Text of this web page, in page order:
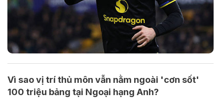
Vì sao vị trí thủ môn vẫn nằm ngoài 'cơn sốt'
100 triệu bảng tại Ngoại hạng Anh?